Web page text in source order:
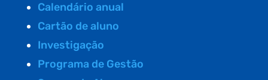
Calendário anual
Cartão de aluno
Investigação
Programa de Gestão